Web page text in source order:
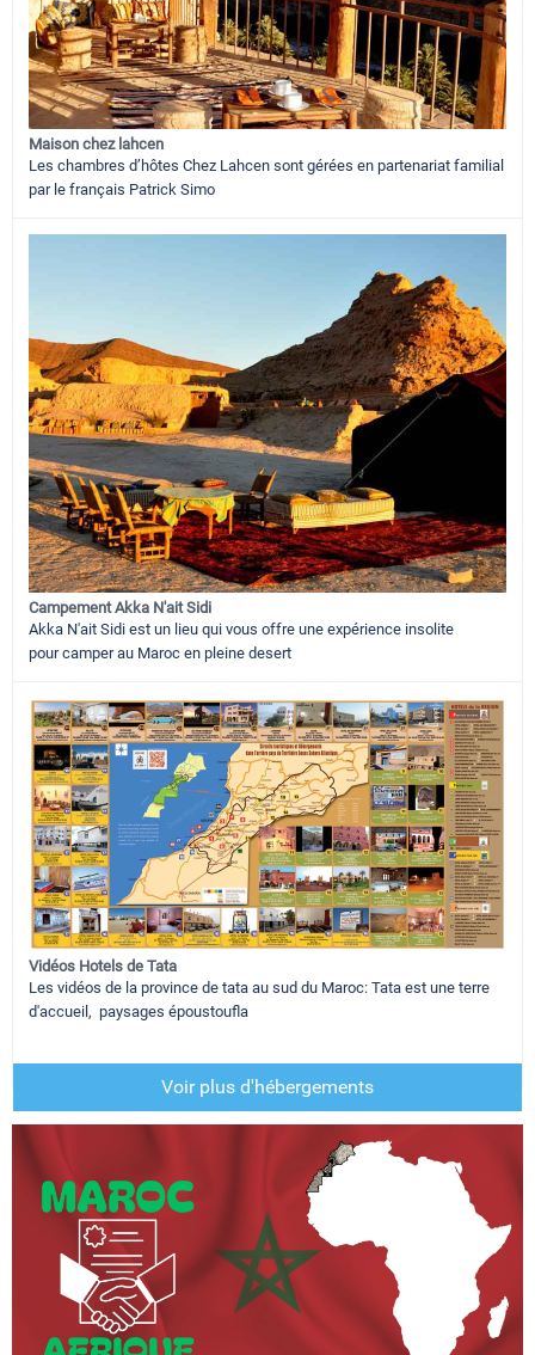
Maison chez lahcen
Les chambres d’hôtes Chez Lahcen sont gérées en partenariat familial
par le français Patrick Simo
Campement Akka N'ait Sidi
Akka N'ait Sidi est un lieu qui vous offre une expérience insolite
pour camper au Maroc en pleine desert
Vidéos Hotels de Tata
Les vidéos de la province de tata au sud du Maroc: Tata est une terre
d'accueil, paysages époustoufla
Voir plus d'hébergements